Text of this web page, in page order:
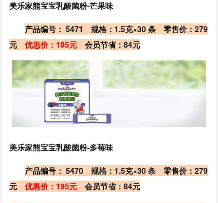
美乐家熊宝宝乳酸菌粉-芒果味
产品编号： 5471 规格：1.5克×30 条零售价：279
元优惠价：195元 会员节省：84元
美乐家熊宝宝乳酸菌粉-多莓味
产品编号： 5470 规格：1.5克×30 条零售价：279
元优惠价：195元 会员节省：84元